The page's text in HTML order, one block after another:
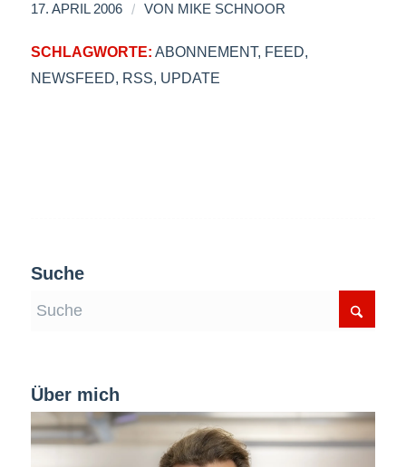
17. APRIL 2006 / VON MIKE SCHNOOR
SCHLAGWORTE: ABONNEMENT, FEED,
NEWSFEED, RSS, UPDATE
Suche
Über mich